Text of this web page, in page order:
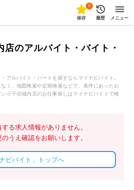
0
保存 履歴 メニュー
店のアルバイト・バイト・
アルバイト・パートを探すならマイナビバイト。
く、地図検索や定期検索などで、条件にあったお
小千谷城内店のお仕事探しはマイナビバイトで検
る求人情報がありません。
うえ確認をお願いします。
ナビバイト」トップへ